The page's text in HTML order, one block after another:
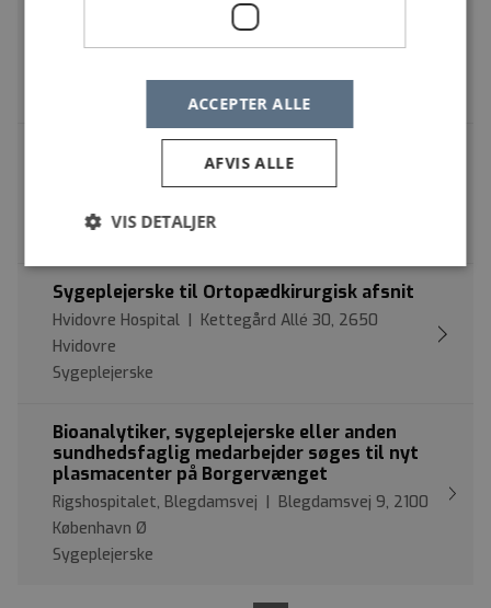
søges til en stærk faglig afdeling med fokus
på kvalitet, udvikling og fællesskab
Sygeplejerske
Sygeplejerske til Ortopædkirurgisk afsnit
Hvidovre Hospital | Kettegård Allé 30, 2650
Hvidovre
Sygeplejerske
Bioanalytiker, sygeplejerske eller anden
sundhedsfaglig medarbejder søges til nyt
plasmacenter på Borgervænget
Rigshospitalet, Blegdamsvej | Blegdamsvej 9, 2100
København Ø
Sygeplejerske
ACCEPTER ALLE
AFVIS ALLE
VIS DETALJER